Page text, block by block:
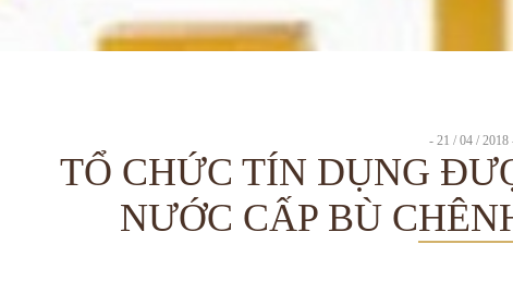
- 21 / 04 / 2018
TỔ CHỨC TÍN DỤNG
NƯỚC CẤP BÙ